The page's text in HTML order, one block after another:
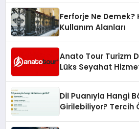
Ferforje Ne Demek?
Kullanım Alanları
Anato Tour Turizm
Lüks Seyahat
Dil Puanıyla Hangi
Girilebiliyor? Tercih